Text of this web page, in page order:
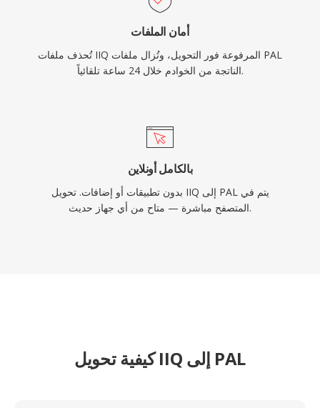
أمان الملفات
تُحذف ملفات IIQ المرفوعة فور التحويل، وتُزال ملفات PAL
الناتجة من الخوادم خلال 24 ساعة تلقائياً.
بالكامل أونلاين
بدون تطبيقات أو إضافات. تحويل IIQ إلى PAL يتم في
المتصفح مباشرة — متاح من أي جهاز حديث.
كيفية تحويل IIQ إلى PAL